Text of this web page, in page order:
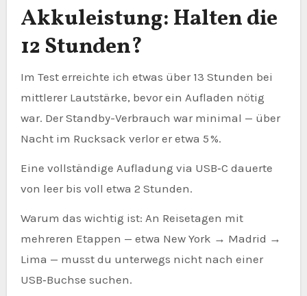
Akkuleistung: Halten die
12 Stunden?
Im Test erreichte ich etwas über 13 Stunden bei
mittlerer Lautstärke, bevor ein Aufladen nötig
war. Der Standby-Verbrauch war minimal — über
Nacht im Rucksack verlor er etwa 5 %.
Eine vollständige Aufladung via USB‑C dauerte
von leer bis voll etwa 2 Stunden.
Warum das wichtig ist: An Reisetagen mit
mehreren Etappen — etwa New York → Madrid →
Lima — musst du unterwegs nicht nach einer
USB‑Buchse suchen.